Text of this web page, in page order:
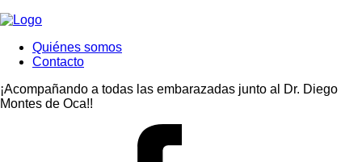
Quiénes somos
Contacto
¡Acompañando a todas las embarazadas junto al Dr. Diego
Montes de Oca!!